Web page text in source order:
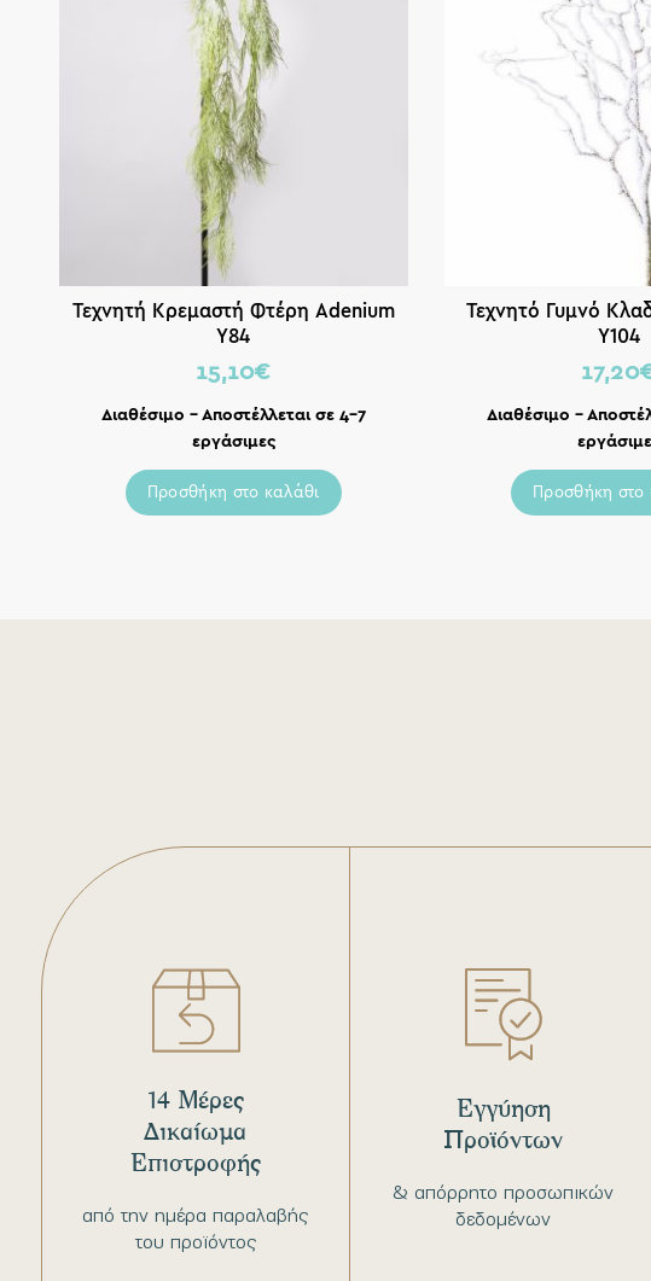
Τεχνητή Κρεμαστή Φτέρη Adenium
Υ84
15,10€
Διαθέσιμο – Αποστέλλεται σε 4-7
εργάσιμες
Προσθήκη στο καλάθι
Τεχνητό Γυμνό
Υ104
17,20
Διαθέσιμο –
Προσθήκη στο
από την ημέρα παραλαβής
του προϊόντος
14 Μέρες
Δικαίωμα
Επιστροφής
& απόρρητο προσωπικών
δεδομένων
Εγγύηση
Προϊόντων